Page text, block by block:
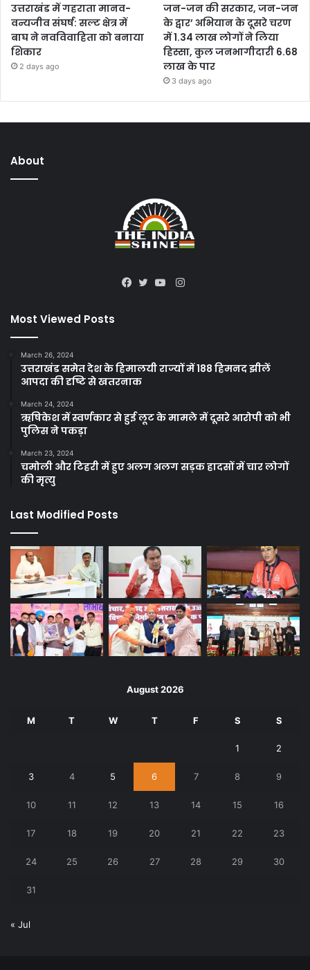
उत्तराखंड में गहराता मानव-
वन्यजीव संघर्ष: सल्ट क्षेत्र में
बाघ ने नवविवाहिता को बनाया
शिकार
2 days ago
जन-जन की सरकार, जन-जन
के द्वार’ अभियान के दूसरे चरण
में 1.34 लाख लोगों ने लिया
हिस्सा, कुल जनभागीदारी 6.68
लाख के पार
3 days ago
About
Instagram
Most Viewed Posts
March 26, 2024
उत्तराखंड समेत देश के हिमालयी राज्यों में 188 हिमनद झीलें
आपदा की दृष्टि से खतरनाक
March 24, 2024
ऋषिकेश में स्वर्णकार से हुई लूट के मामले में दूसरे आरोपी को भी
पुलिस ने पकड़ा
March 23, 2024
चमोली और टिहरी में हुए अलग अलग सड़क हादसों में चार लोगों
की मृत्यु
Last Modified Posts
August 2026
M T W T F S S
1 2
3 4 5 6 7 8 9
10 11 12 13 14 15 16
17 18 19 20 21 22 23
24 25 26 27 28 29 30
31
« Jul